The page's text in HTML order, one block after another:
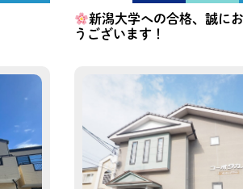
新潟大学への合格、誠に
うございます！